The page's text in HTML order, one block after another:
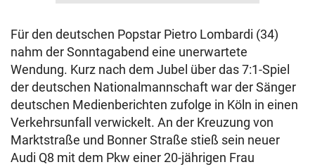
Für den deutschen Popstar Pietro Lombardi (34)
nahm der Sonntagabend eine unerwartete
Wendung. Kurz nach dem Jubel über das 7:1-Spiel
der deutschen Nationalmannschaft war der Sänger
deutschen Medienberichten zufolge in Köln in einen
Verkehrsunfall verwickelt. An der Kreuzung von
Marktstraße und Bonner Straße stieß sein neuer
Audi Q8 mit dem Pkw einer 20-jährigen Frau